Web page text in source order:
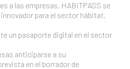
a las empresas, HABITPASS se
para el sector hábitat,
un pasaporte digital en el sector
anticiparse a su
en el borrador de